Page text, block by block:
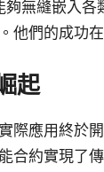
夠無縫嵌入
他們的成功
起
際應用終於
合約實現了